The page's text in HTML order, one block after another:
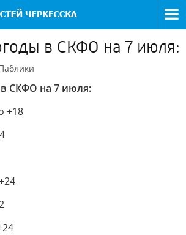
в СКФО на 7 июля:
СКФО на 7 июля:
+18